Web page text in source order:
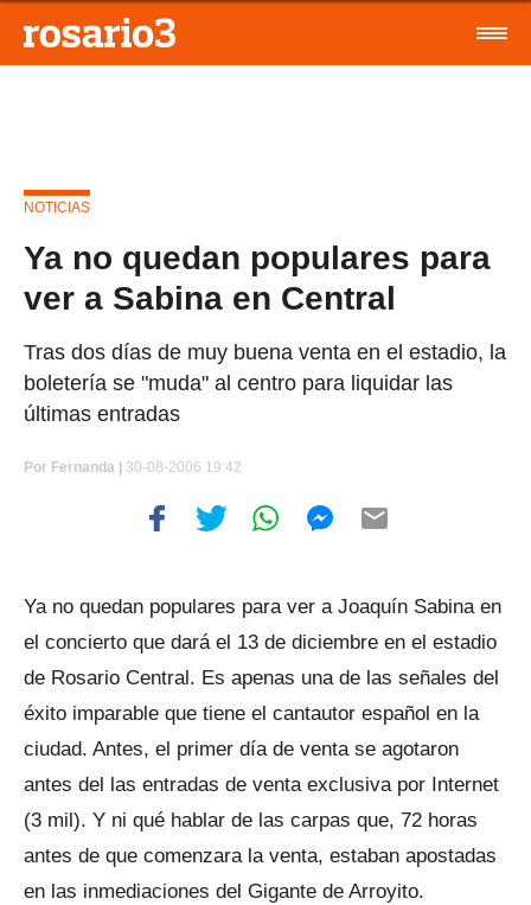
NOTICIAS
Ya no quedan populares para
ver a Sabina en Central
Tras dos días de muy buena venta en el estadio, la
boletería se "muda" al centro para liquidar las
últimas entradas
Por Fernanda | 30-08-2006 19:42
Ya no quedan populares para ver a Joaquín Sabina en
el concierto que dará el 13 de diciembre en el estadio
de Rosario Central. Es apenas una de las señales del
éxito imparable que tiene el cantautor español en la
ciudad. Antes, el primer día de venta se agotaron
antes del las entradas de venta exclusiva por Internet
(3 mil). Y ni qué hablar de las carpas que, 72 horas
antes de que comenzara la venta, estaban apostadas
en las inmediaciones del Gigante de Arroyito.